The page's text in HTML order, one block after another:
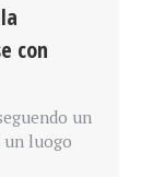
con
un
un luogo